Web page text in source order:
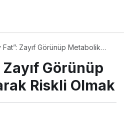
Fat”: Zayıf Görünüp Metabolik
Görünüp
Riskli Olmak
Görünüp Metabolik